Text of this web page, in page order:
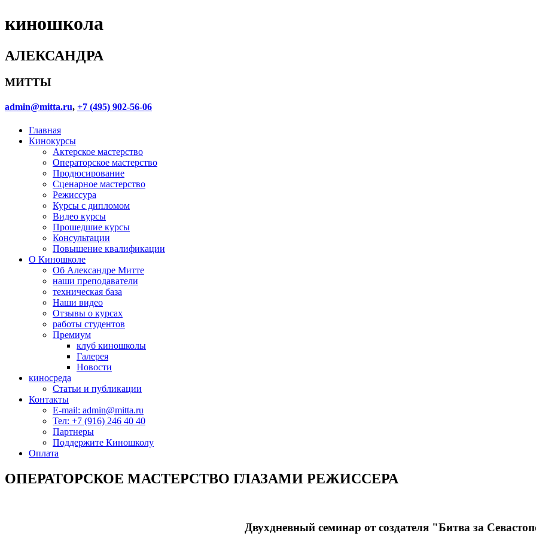
киношкола
АЛЕКСАНДРА
МИТТЫ
admin@mitta.ru, +7 (495) 902-56-06
Главная
Кинокурсы
Актерское мастерство
Операторское мастерство
Продюсирование
Сценарное мастерство
Режиссура
Курсы с дипломом
Видео курсы
Прошедшие курсы
Консультации
Повышение квалификации
О Киношколе
Об Александре Митте
наши преподаватели
техническая база
Наши видео
Отзывы о курсах
работы студентов
Премиум
клуб киношколы
Галерея
Новости
киносреда
Статьи и публикации
Контакты
E-mail: admin@mitta.ru
Тел: +7 (916) 246 40 40
Партнеры
Поддержите Киношколу
Оплата
ОПЕРАТОРСКОЕ МАСТЕРСТВО ГЛАЗАМИ РЕЖИССЕРА
Двухдневный семинар от создателя "Битва за